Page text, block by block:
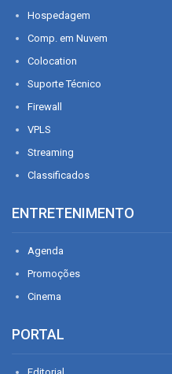
Hospedagem
Comp. em Nuvem
Colocation
Suporte Técnico
Firewall
VPLS
Streaming
Classificados
ENTRETENIMENTO
Agenda
Promoções
Cinema
PORTAL